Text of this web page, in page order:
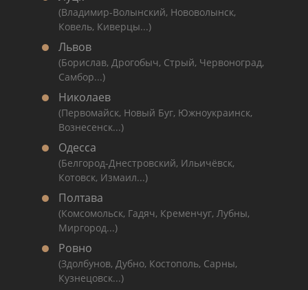
(Владимир-Волынский, Нововолынск,
Ковель, Киверцы...)
Львов
(Борислав, Дрогобыч, Стрый, Червоноград,
Самбор...)
Николаев
(Первомайск, Новый Буг, Южноукраинск,
Вознесенск...)
Одесса
(Белгород-Днестровский, Ильичёвск,
Котовск, Измаил...)
Полтава
(Комсомольск, Гадяч, Кременчуг, Лубны,
Миргород...)
Ровно
(Здолбунов, Дубно, Костополь, Сарны,
Кузнецовск...)